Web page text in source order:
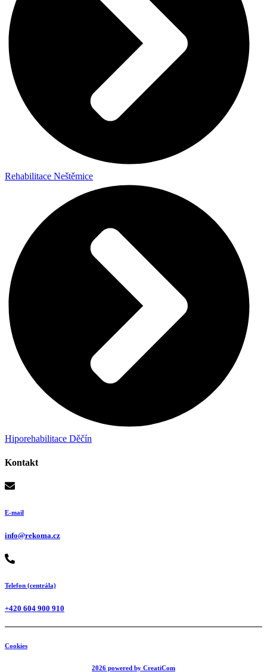
Rehabilitace Neštěmice
Hiporehabilitace Děčín
Kontakt
E-mail
info@rekoma.cz
Telefon (centrála)
+420 604 900 910
Cookies
2026 powered by CreatiCom